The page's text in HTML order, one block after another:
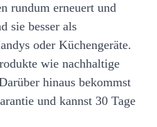
rundum erneuert und
sie besser als
oder Küchengeräte.
wie nachhaltige
hinaus bekommst
und kannst 30 Tage